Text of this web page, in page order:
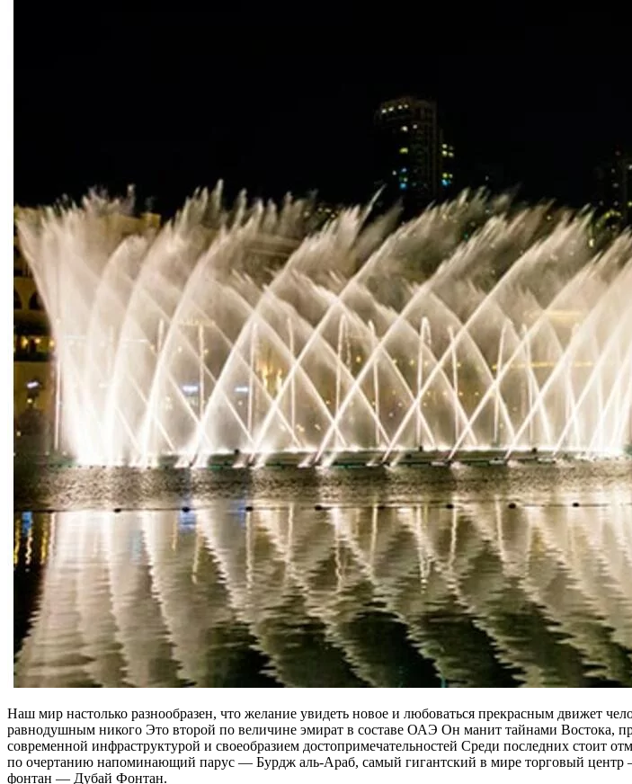
Наш мир настолько разнообразен, что желание увидеть новое и любоваться прекрасным движет
равнодушным никого Это второй по величине эмират в составе ОАЭ Он манит тайнами Востока,
современной инфраструктурой и своеобразием достопримечательностей Среди последних стоит
по очертанию напоминающий парус — Бурдж аль-Араб, самый гигантский в мире торговый
фонтан — Дубай Фонтан.